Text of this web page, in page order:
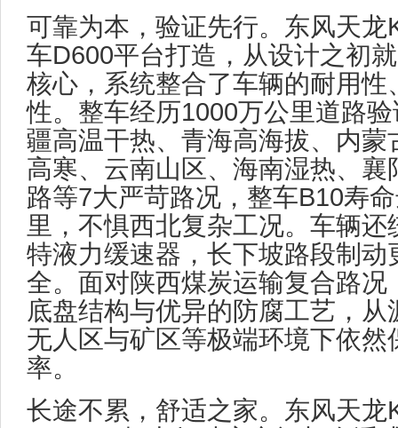
可靠为本，验证先行。东风天龙
车D600平台打造，从设计之初
核心，系统整合了车辆的耐用性
性。整车经历1000万公里道路
疆高温干热、青海高海拔、内蒙
高寒、云南山区、海南湿热、襄
路等7大严苛路况，整车B10寿
里，不惧西北复杂工况。车辆还
特液力缓速器，长下坡路段制动
全。面对陕西煤炭运输复合路况
底盘结构与优异的防腐工艺，从
无人区与矿区等极端环境下依然
率。
长途不累，舒适之家。东风天龙